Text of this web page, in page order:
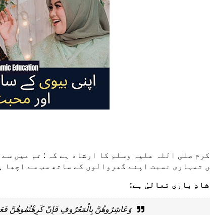
صلی اللہ علیہ وسلم کا ارشاد ہے کہ : تم میں
تمہاری نسبت اپنے گھروالوں کے ساتھ سب سے اچھا
باری تعالیٰ ہے:
﴿ وَعَاشِرُوهُنَّ بِالْمَعْرُوفِ فَإِنْ كَرِهْتُمُوهُنَّ